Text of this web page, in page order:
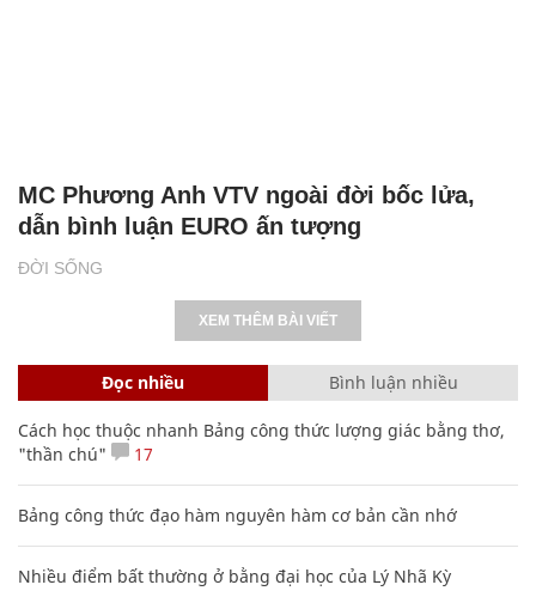
ĐỜI SỐNG
MC Phương Anh VTV ngoài đời bốc lửa,
dẫn bình luận EURO ấn tượng
XEM THÊM BÀI VIẾT
Đọc nhiều Bình luận nhiều
Cách học thuộc nhanh Bảng công thức lượng giác bằng thơ,
"thần chú"
17
Bảng công thức đạo hàm nguyên hàm cơ bản cần nhớ
Nhiều điểm bất thường ở bằng đại học của Lý Nhã Kỳ